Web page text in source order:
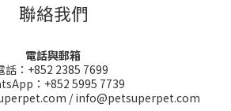
聯絡我們
電話與郵箱
話：+852 2385 7699
：+852 5995 7739
/ info@petsuperpet.com